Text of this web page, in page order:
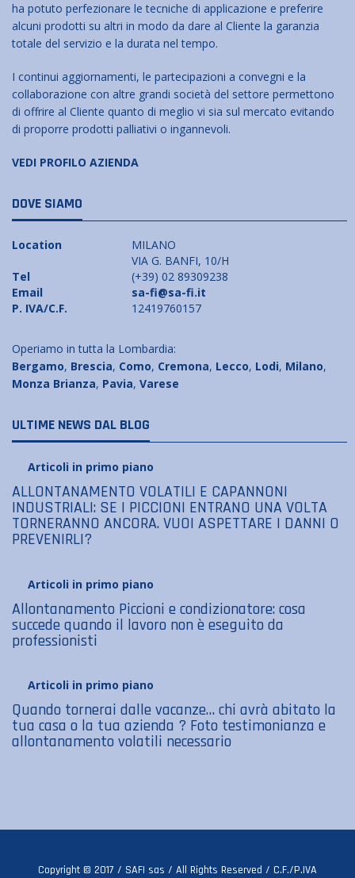
ha potuto perfezionare le tecniche di applicazione e preferire
alcuni prodotti su altri in modo da dare al Cliente la garanzia
totale del servizio e la durata nel tempo.
I continui aggiornamenti, le partecipazioni a convegni e la
collaborazione con altre grandi società del settore permettono
di offrire al Cliente quanto di meglio vi sia sul mercato evitando
di proporre prodotti palliativi o ingannevoli.
VEDI PROFILO AZIENDA
DOVE SIAMO
Location
MILANO
VIA G. BANFI, 10/H
Tel
(+39) 02 89309238
Email
sa-fi@sa-fi.it
P. IVA/C.F.
12419760157
Operiamo in tutta la Lombardia:
Bergamo, Brescia, Como, Cremona, Lecco, Lodi, Milano,
Monza Brianza, Pavia, Varese
ULTIME NEWS DAL BLOG
Articoli in primo piano
ALLONTANAMENTO VOLATILI E CAPANNONI
INDUSTRIALI: SE I PICCIONI ENTRANO UNA VOLTA
TORNERANNO ANCORA. VUOI ASPETTARE I DANNI O
PREVENIRLI?
Articoli in primo piano
Allontanamento Piccioni e condizionatore: cosa
succede quando il lavoro non è eseguito da
professionisti
Articoli in primo piano
Quando tornerai dalle vacanze… chi avrà abitato la
tua casa o la tua azienda ? Foto testimonianza e
allontanamento volatili necessario
Copyright © 2017 / SAFI sas / All Rights Reserved / C.F./P.IVA